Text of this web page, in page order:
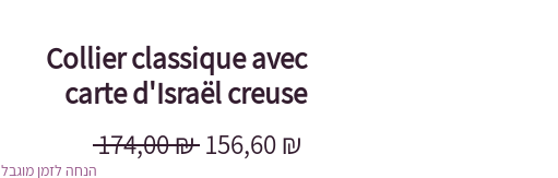
Collier classique avec
carte d'Israël creuse
174,00 ₪ Prix
156,60 ₪
הנחה לזמן מוגבל